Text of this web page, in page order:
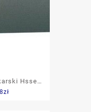
Hsse
zł